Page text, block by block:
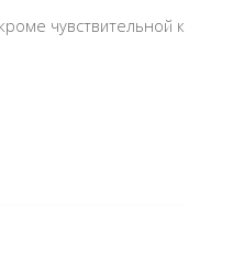
чувствительной к